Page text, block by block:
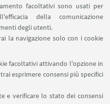
facoltativi sono usati per
della comunicazione
degli utenti.
la navigazione solo con i cookie
facoltativi attivando l'opzione in
esprimere consensi più specifici
e verificare lo stato dei consensi
SU:
SU: